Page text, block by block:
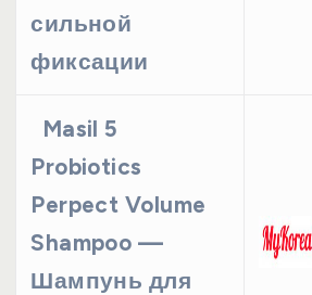
сильной
фиксации
Masil 5
Probiotics
Perpect Volume
Shampoo —
Шампунь для